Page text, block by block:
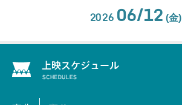
2026 06/12 (金)